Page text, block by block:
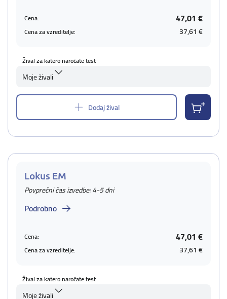
Cena: 47,01 €
Cena za vzreditelje: 37,61 €
Žival za katero naročate test
Moje živali
Dodaj žival
Lokus EM
Povprečni čas izvedbe: 4-5 dni
Podrobno
Cena: 47,01 €
Cena za vzreditelje: 37,61 €
Žival za katero naročate test
Moje živali